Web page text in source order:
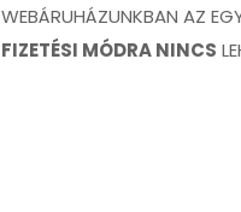
mennyiség
WEBÁRUHÁZUNKBAN AZ
FIZETÉSI MÓDRA NINCS